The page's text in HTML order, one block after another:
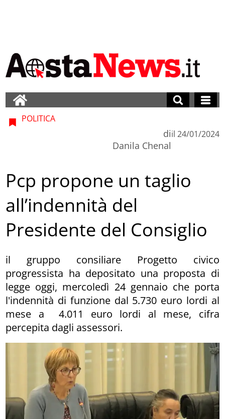
POLITICA
di
Danila Chenal
il 24/01/2024
Pcp propone un taglio
all’indennità del
Presidente del Consiglio
il gruppo consiliare Progetto civico
progressista ha depositato una proposta di
legge oggi, mercoledì 24 gennaio che porta
l'indennità di funzione dal 5.730 euro lordi al
mese a 4.011 euro lordi al mese, cifra
percepita dagli assessori.